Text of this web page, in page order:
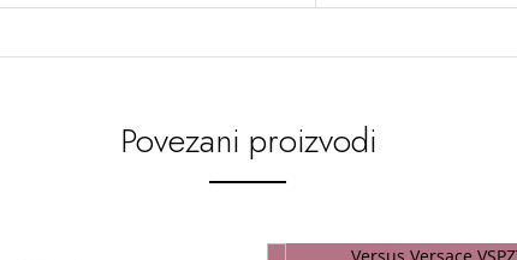
Povezani proizvodi